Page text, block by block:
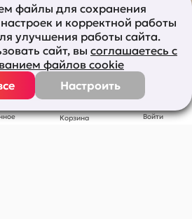
Корзина Войти
161 Заказать звонок
2011-2026bolshepodarkov.ru
файлы для сохранения
и корректной работы
улучшения работы сайта.
сайт, вы соглашаетесь с
файлов cookie
Настроить